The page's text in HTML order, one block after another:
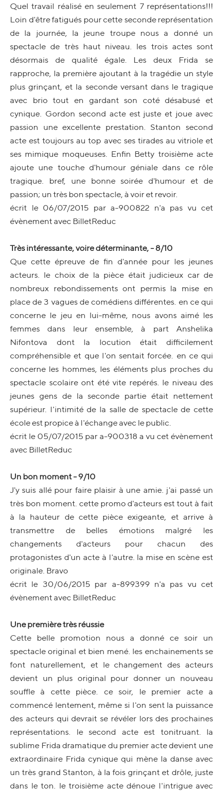
Quel travail réalisé en seulement 7 représentations!!!
Loin d'être fatigués pour cette seconde représentation
de la journée, la jeune troupe nous a donné un
spectacle de très haut niveau. les trois actes sont
désormais de qualité égale. Les deux Frida se
rapproche, la première ajoutant à la tragédie un style
plus grinçant, et la seconde versant dans le tragique
avec brio tout en gardant son coté désabusé et
cynique. Gordon second acte est juste et joue avec
passion une excellente prestation. Stanton second
acte est toujours au top avec ses tirades au vitriole et
ses mimique moqueuses. Enfin Betty troisième acte
ajoute une touche d'humour géniale dans ce rôle
tragique. bref, une bonne soirée d'humour et de
passion; un très bon spectacle, à voir et revoir.
écrit le 06/07/2015 par a-900822 n'a pas vu cet
évènement avec BilletReduc
Très intéressante, voire déterminante, - 8/10
Que cette épreuve de fin d'année pour les jeunes
acteurs. le choix de la pièce était judicieux car de
nombreux rebondissements ont permis la mise en
place de 3 vagues de comédiens différentes. en ce qui
concerne le jeu en lui-même, nous avons aimé les
femmes dans leur ensemble, à part Anshelika
Nifontova dont la locution était difficilement
compréhensible et que l'on sentait forcée. en ce qui
concerne les hommes, les éléments plus proches du
spectacle scolaire ont été vite repérés. le niveau des
jeunes gens de la seconde partie était nettement
supérieur. l'intimité de la salle de spectacle de cette
école est propice à l'échange avec le public.
écrit le 05/07/2015 par a-900318 a vu cet évènement
avec BilletReduc
Un bon moment - 9/10
J'y suis allé pour faire plaisir à une amie. j'ai passé un
très bon moment. cette promo d'acteurs est tout à fait
à la hauteur de cette pièce exigeante, et arrive à
transmettre de belles émotions malgré les
changements d'acteurs pour chacun des
protagonistes d'un acte à l'autre. la mise en scène est
originale. Bravo
écrit le 30/06/2015 par a-899399 n'a pas vu cet
évènement avec BilletReduc
Une première très réussie
Cette belle promotion nous a donné ce soir un
spectacle original et bien mené. les enchainements se
font naturellement, et le changement des acteurs
devient un plus original pour donner un nouveau
souffle à cette pièce. ce soir, le premier acte a
commencé lentement, même si l'on sent la puissance
des acteurs qui devrait se révéler lors des prochaines
représentations. le second acte est tonitruant. la
sublime Frida dramatique du premier acte devient une
extraordinaire Frida cynique qui mène la danse avec
un très grand Stanton, à la fois grinçant et drôle, juste
dans le ton. le troisième acte dénoue l'intrigue avec